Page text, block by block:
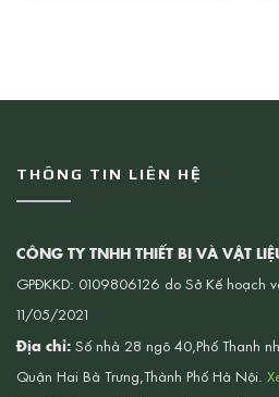
THÔNG TIN LIÊN HỆ
CÔNG TY TNHH THIẾT BỊ VÀ VẬT
GPĐKKD: 0109806126 do Sở Kế hoạch
11/05/2021
Địa chỉ: Số nhà 28 ngõ 40,Phố Thanh
Quận Hai Bà Trưng,Thành Phố Hà Nội.